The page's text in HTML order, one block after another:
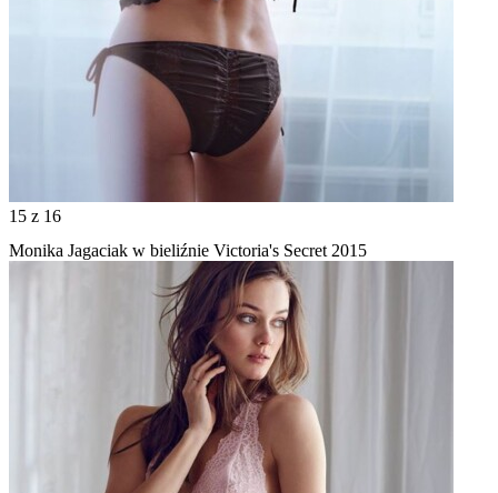
15 z 16
Monika Jagaciak w bieliźnie Victoria's Secret 2015